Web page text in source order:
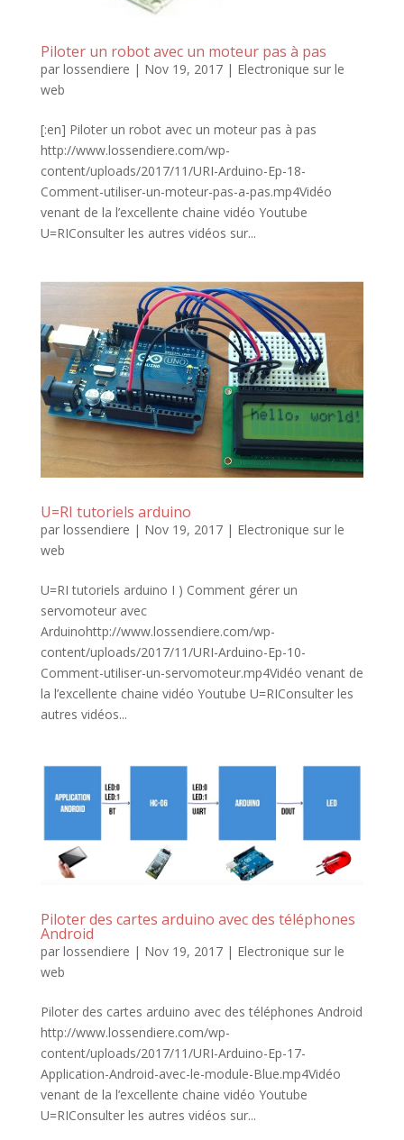
Piloter un robot avec un moteur pas à pas
par lossendiere | Nov 19, 2017| Electronique sur le
web
[:en] Piloter un robot avec un moteur pas à pas
http://www.lossendiere.com/wp-
content/uploads/2017/11/URI-Arduino-Ep-18-
Comment-utiliser-un-moteur-pas-a-pas.mp4Vidéo
venant de la l’excellente chaine vidéo Youtube
U=RIConsulter les autres vidéos sur...
U=RI tutoriels arduino
par lossendiere | Nov 19, 2017| Electronique sur le
web
U=RI tutoriels arduino I ) Comment gérer un
servomoteur avec
Arduinohttp://www.lossendiere.com/wp-
content/uploads/2017/11/URI-Arduino-Ep-10-
Comment-utiliser-un-servomoteur.mp4Vidéo venant de
la l’excellente chaine vidéo Youtube U=RIConsulter les
autres vidéos...
Piloter des cartes arduino avec des téléphones
Android
par lossendiere | Nov 19, 2017| Electronique sur le
web
Piloter des cartes arduino avec des téléphones Android
http://www.lossendiere.com/wp-
content/uploads/2017/11/URI-Arduino-Ep-17-
Application-Android-avec-le-module-Blue.mp4Vidéo
venant de la l’excellente chaine vidéo Youtube
U=RIConsulter les autres vidéos sur...